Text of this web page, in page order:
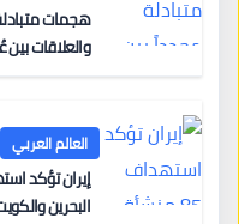
هجمات
والعلاقات
العالم العربي
البحرين